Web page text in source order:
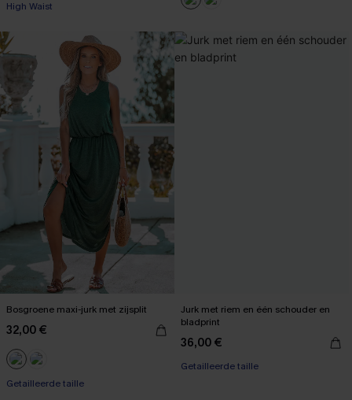
High Waist
Bosgroene maxi-jurk met zijsplit
32,00 €
Getailleerde taille
Jurk met riem en één schouder en
bladprint
36,00 €
Getailleerde taille